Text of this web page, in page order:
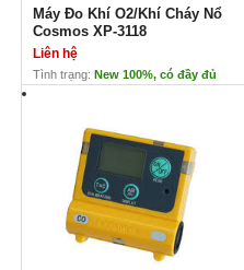
Máy Đo Khí O2/Khí Cháy Nổ
Cosmos XP-3118
Liên hệ
Tình trạng: New 100%, có đầy đủ
Cosmos XP-3118
ĐẠI DIỆN CHÍNH
HÃNG COSMOS TẠI
VIỆT NAM
điều khiển mô phỏng
nồng độ khí dễ cháy
nổ và nồng độ oxi